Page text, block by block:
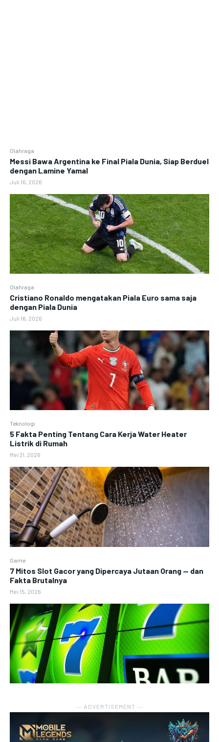
Olahraga
Messi Bawa Argentina ke Final Piala Dunia, Siap Berduel
dengan Lamine Yamal
Juli 16, 2026
Olahraga
Cristiano Ronaldo mengatakan Piala Euro sama saja
dengan Piala Dunia
Juli 16, 2026
Teknologi
5 Fakta Penting Tentang Cara Kerja Water Heater
Listrik di Rumah
Mei 31, 2026
Game
7 Mitos Slot Gacor yang Dipercaya Jutaan Orang — dan
Fakta Brutalnya
Mei 15, 2026
― ADVERTISEMENT ―